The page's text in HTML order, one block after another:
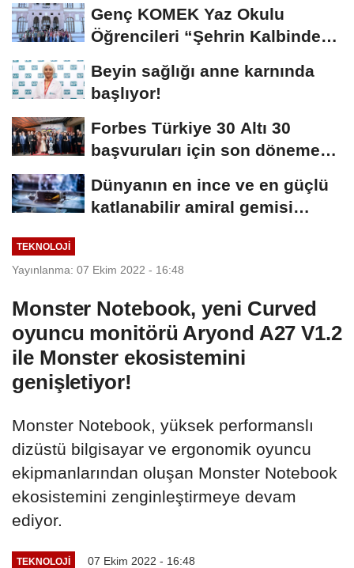
Genç KOMEK Yaz Okulu
Öğrencileri “Şehrin Kalbinde
Beyin sağlığı anne karnında
başlıyor!
Forbes Türkiye 30 Altı 30
başvuruları için son dönemece
Dünyanın en ince ve en güçlü
katlanabilir amiral gemisi
TEKNOLOJİ
Yayınlanma: 07 Ekim 2022 - 16:48
Monster Notebook, yeni Curved
oyuncu monitörü Aryond A27 V1.2
ile Monster ekosistemini
genişletiyor!
Monster Notebook, yüksek performanslı
dizüstü bilgisayar ve ergonomik oyuncu
ekipmanlarından oluşan Monster Notebook
ekosistemini zenginleştirmeye devam
ediyor.
TEKNOLOJİ 07 Ekim 2022 - 16:48